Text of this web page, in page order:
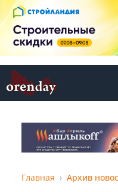
Главная Архив